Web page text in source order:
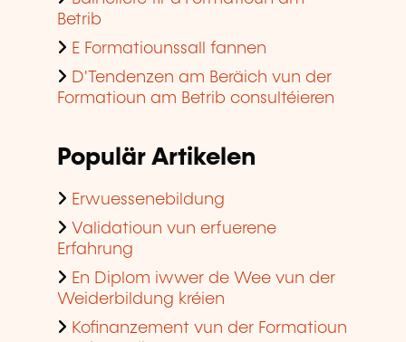
Betrib
E Formatiounssall fannen
D'Tendenzen am Beräich vun der
Formatioun am Betrib consultéieren
Populär Artikelen
Erwuessenebildung
Validatioun vun erfuerene
Erfahrung
En Diplom iwwer de Wee vun der
Weiderbildung kréien
Kofinanzement vun der Formatioun